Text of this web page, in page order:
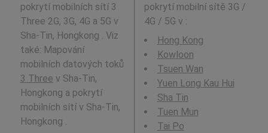
pokrytí mobilních sítí 3
Three 2G, 3G, 4G a 5G v
Sha-Tin, Hongkong . Viz
také: Mapování
mobilních datových toků
3 Three v Sha-Tin,
Hongkong a pokrytí
mobilních sítí v Sha-Tin,
Hongkong .
pokrytí mobilní sítě 3G /
4G / 5G v :
Hong Kong
Kowloon
Tsuen Wan
Yuen Long Kau Hui
Sha Tin
Tuen Mun
Tai Po